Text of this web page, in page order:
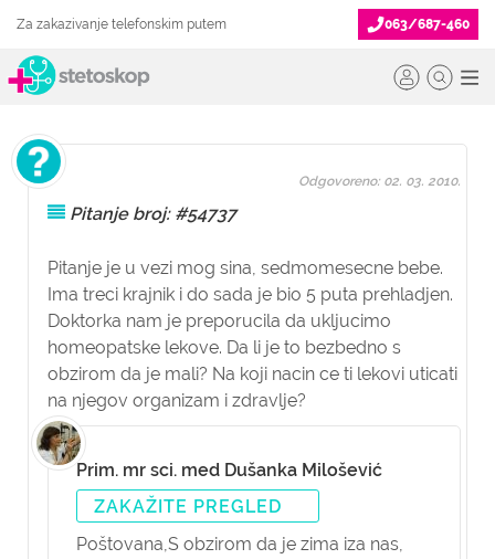
Za zakazivanje telefonskim putem 063/687-460
Pitanje broj: #54737
Pitanje je u vezi mog sina, sedmomesecne bebe.
Ima treci krajnik i do sada je bio 5 puta prehladjen.
Doktorka nam je preporucila da ukljucimo
homeopatske lekove. Da li je to bezbedno s
obzirom da je mali? Na koji nacin ce ti lekovi uticati
na njegov organizam i zdravlje?
Odgovoreno: 02. 03. 2010.
Prim. mr sci. med Dušanka Milošević
ZAKAŽITE PREGLED
Poštovana,S obzirom da je zima iza nas,